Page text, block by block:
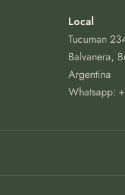
Local
Tucuman
Balvanera,
Argentina
Whatsapp: